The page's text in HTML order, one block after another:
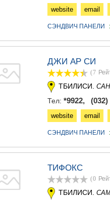
website
email
СЭНДВИЧ ПАНЕЛИ
ДЖИ АР СИ
(7
ТБИЛИСИ.
Тел: *9922, (032)
website email
СЭНДВИЧ ПАНЕЛИ
ТИФОКС
(0
ТБИЛИСИ.